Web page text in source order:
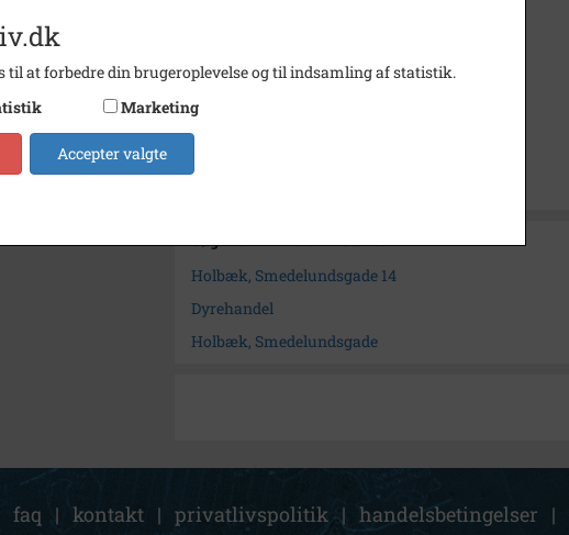
Størrelse
15 x 10
Søg videre i Holbæk Stadsarkiv
Holbæk, Smedelundsgade 14
Dyrehandel
Holbæk, Smedelundsgade
faq | kontakt | privatlivspolitik | handelsbetingelser |
til at forbedre din brugeroplevelse og til indsamling af statistik.
Marketing
Accepter valgte